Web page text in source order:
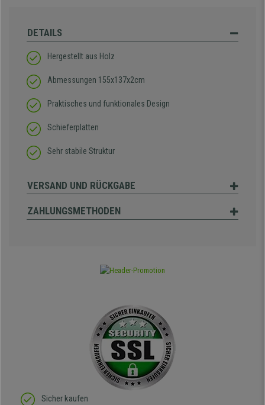
DETAILS
Hergestellt aus Holz
Abmessungen 155x137x2cm
Praktisches und funktionales Design
Schieferplatten
Sehr stabile Struktur
VERSAND UND RÜCKGABE
ZAHLUNGSMETHODEN
Sicher kaufen